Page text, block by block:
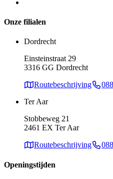
Onze filialen
Dordrecht
Einsteinstraat 29
3316 GG Dordrecht
Routebeschrijving
Ter Aar
Stobbeweg 21
2461 EX Ter Aar
Routebeschrijving
Openingstijden